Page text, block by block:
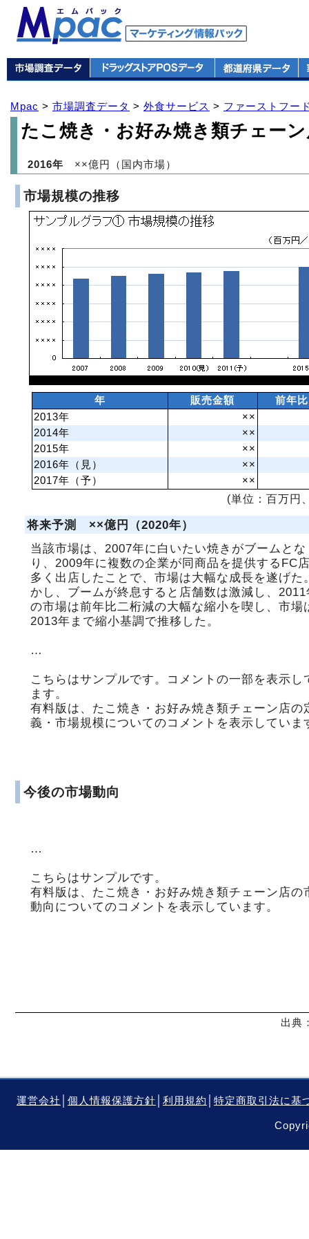
Mpac > 市場調査データ > 外食サービス > ファーストフー
たこ焼き・お好み焼き類チェー
2016年 ××億円（国内市場）
市場規模の推移
年 販売金額
前年比
2013年
××
2014年
××
2015年
××
2016年（見）
××
2017年（予）
××
(単位：百万円
将来予測 ××億円（2020年）
当該市場は、2007年に白いたい焼きがブームとな
り、2009年に複数の企業が同商品を提供するFC
多く出店したことで、市場は大幅な成長を遂げた
かし、ブームが終息すると店舗数は激減し、2011
の市場は前年比二桁減の大幅な縮小を喫し、市場
2013年まで縮小基調で推移した。
…
こちらはサンプルです。コメントの一部を表示し
ます。
有料版は、たこ焼き・お好み焼き類チェーン店の
義・市場規模についてのコメントを表示していま
今後の市場動向
…
こちらはサンプルです。
有料版は、たこ焼き・お好み焼き類チェーン店の
動向についてのコメントを表示しています。
出典
運営会社 個人情報保護方針 利用規約 特定商取引法に基